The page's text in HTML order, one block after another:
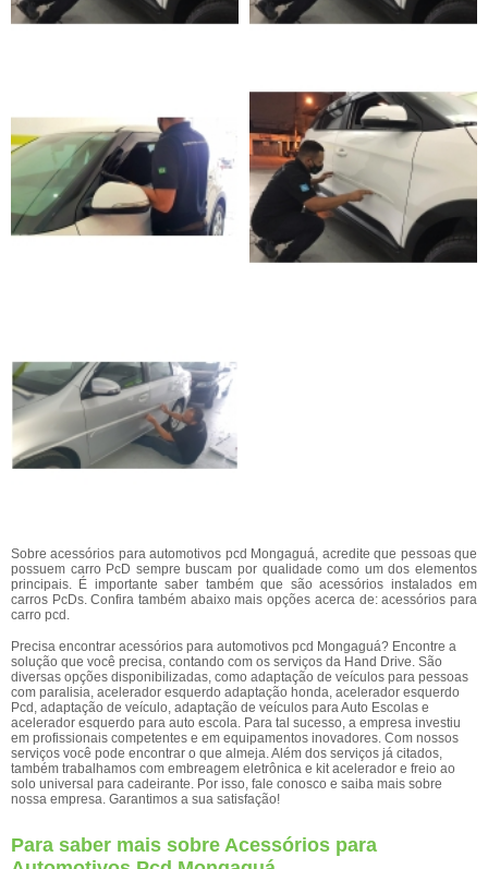
Sobre acessórios para automotivos pcd Mongaguá, acredite que pessoas que
possuem carro PcD sempre buscam por qualidade como um dos elementos
principais. É importante saber também que são acessórios instalados em
carros PcDs. Confira também abaixo mais opções acerca de: acessórios para
carro pcd.
Precisa encontrar acessórios para automotivos pcd Mongaguá? Encontre a
solução que você precisa, contando com os serviços da Hand Drive. São
diversas opções disponibilizadas, como adaptação de veículos para pessoas
com paralisia, acelerador esquerdo adaptação honda, acelerador esquerdo
Pcd, adaptação de veículo, adaptação de veículos para Auto Escolas e
acelerador esquerdo para auto escola. Para tal sucesso, a empresa investiu
em profissionais competentes e em equipamentos inovadores. Com nossos
serviços você pode encontrar o que almeja. Além dos serviços já citados,
também trabalhamos com embreagem eletrônica e kit acelerador e freio ao
solo universal para cadeirante. Por isso, fale conosco e saiba mais sobre
nossa empresa. Garantimos a sua satisfação!
Para saber mais sobre Acessórios para